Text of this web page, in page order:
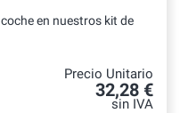
en nuestros kit de
Precio Unitario
32,28 €
sin IVA